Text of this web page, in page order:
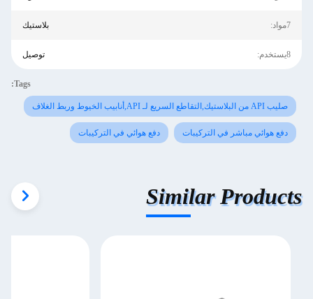
7مواد: بلاستيك
8يستخدم: توصيل
Tags:
صليب API من البلاستيك,التقاطع السريع لـ API,أنابيب الخيوط وربط الغلاف
دفع هوائي مباشر في التركيبات دفع هوائي في التركيبات
Similar Products